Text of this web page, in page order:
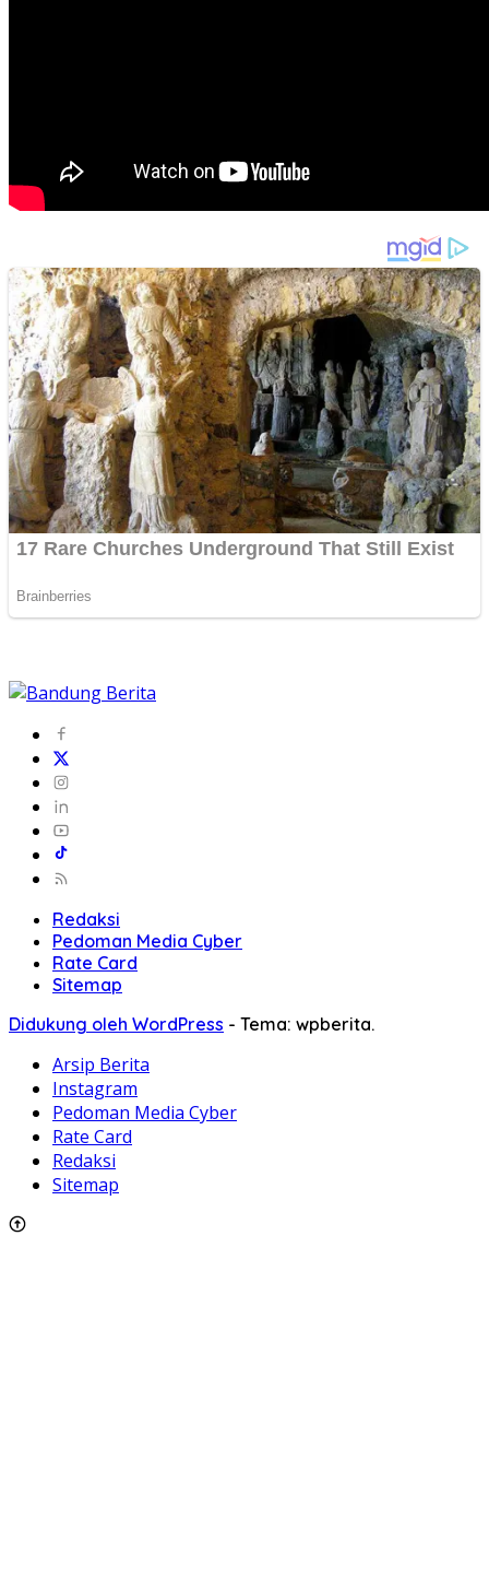
Redaksi
Pedoman Media Cyber
Rate Card
Sitemap
Didukung oleh WordPress - Tema: wpberita.
Arsip Berita
Instagram
Pedoman Media Cyber
Rate Card
Redaksi
Sitemap